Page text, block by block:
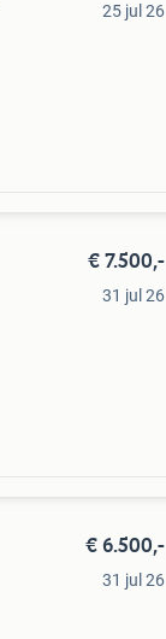
25 jul 26
€ 7.500,-
31 jul 26
€ 6.500,-
31 jul 26